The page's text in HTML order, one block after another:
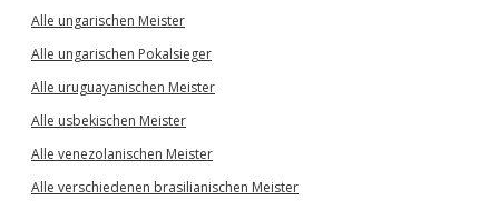
Alle ungarischen Meister
Alle ungarischen Pokalsieger
Alle uruguayanischen Meister
Alle usbekischen Meister
Alle venezolanischen Meister
Alle verschiedenen brasilianischen Meister